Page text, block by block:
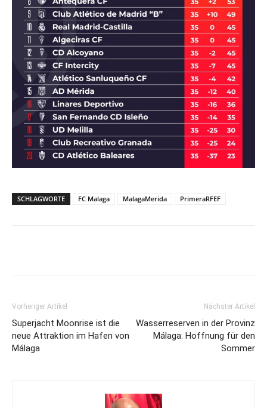
SCHLAGWORTE FC Malaga MalagaMerida PrimeraRFEF
Vorheriger Artikel
Superjacht Moonrise ist die
neue Attraktion im Hafen von
Málaga
Nächster Artikel
Wasserreserven in der Provinz
Málaga: Hoffnung für den
Sommer